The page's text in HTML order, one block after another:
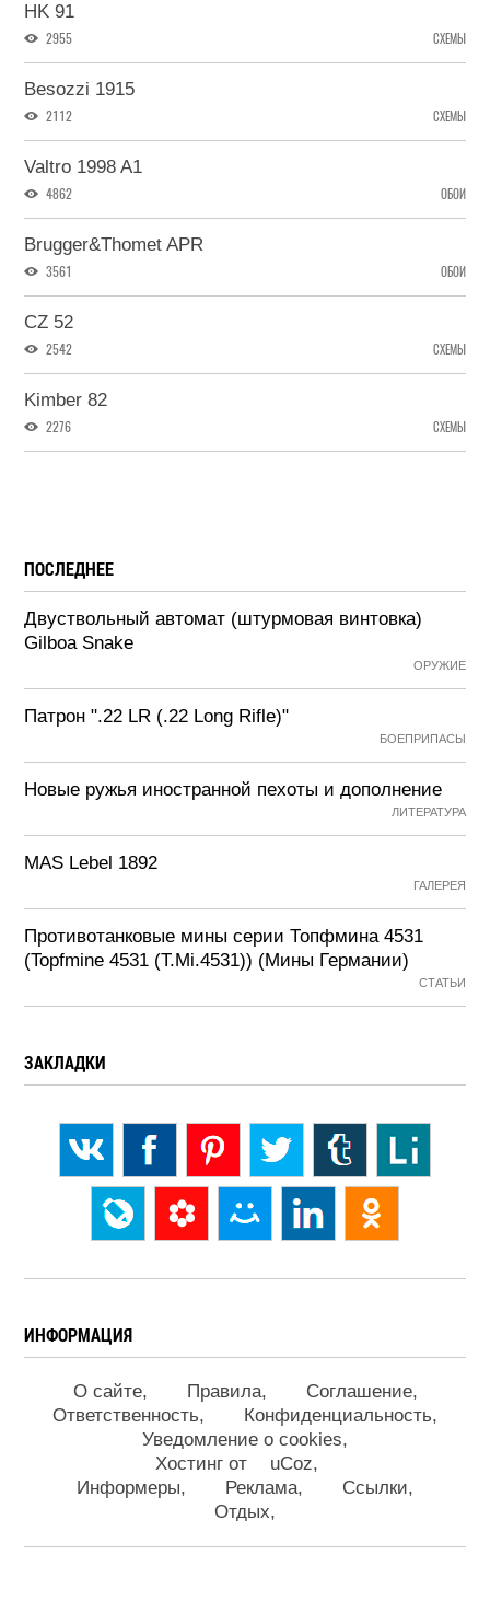
HK 91
2955 СХЕМЫ
Besozzi 1915
2112 СХЕМЫ
Valtro 1998 A1
4862 ОБОИ
Brugger&Thomet APR
3561 ОБОИ
CZ 52
2542 СХЕМЫ
Kimber 82
2276 СХЕМЫ
ПОСЛЕДНЕЕ
Двуствольный автомат (штурмовая винтовка)
Gilboa Snake
ОРУЖИЕ
Патрон ".22 LR (.22 Long Rifle)"
БОЕПРИПАСЫ
Новые ружья иностранной пехоты и дополнение
ЛИТЕРАТУРА
MAS Lebel 1892
ГАЛЕРЕЯ
Противотанковые мины серии Топфмина 4531
(Topfmine 4531 (T.Mi.4531)) (Мины Германии)
СТАТЬИ
ЗАКЛАДКИ
ИНФОРМАЦИЯ
О сайте Правила
Соглашение
Ответственность
Конфиденциальность
Уведомление о cookies
Хостинг от
uCoz
Информеры
Реклама
Ссылки
Отдых